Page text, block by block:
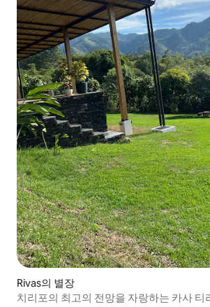
Rivas의 별장
치리포의 최고의 전망을 자랑하는 카사 티